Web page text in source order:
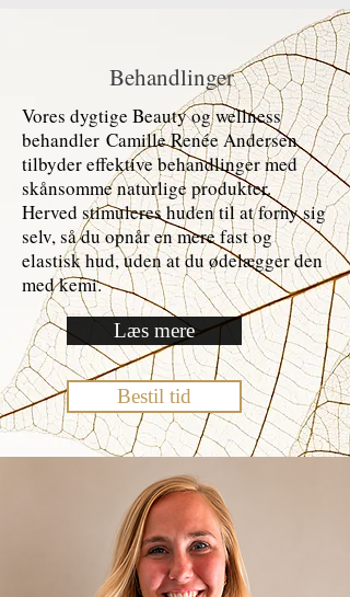
Behandlinger
Vores dygtige Beauty og wellness
behandler Camille Renée Andersen
tilbyder effektive behandlinger med
skånsomme naturlige produkter.
Herved stimuleres huden til at forny sig
selv, så du opnår en mere fast og
elastisk hud, uden at du ødelægger den
med kemi.
Læs mere
Bestil tid